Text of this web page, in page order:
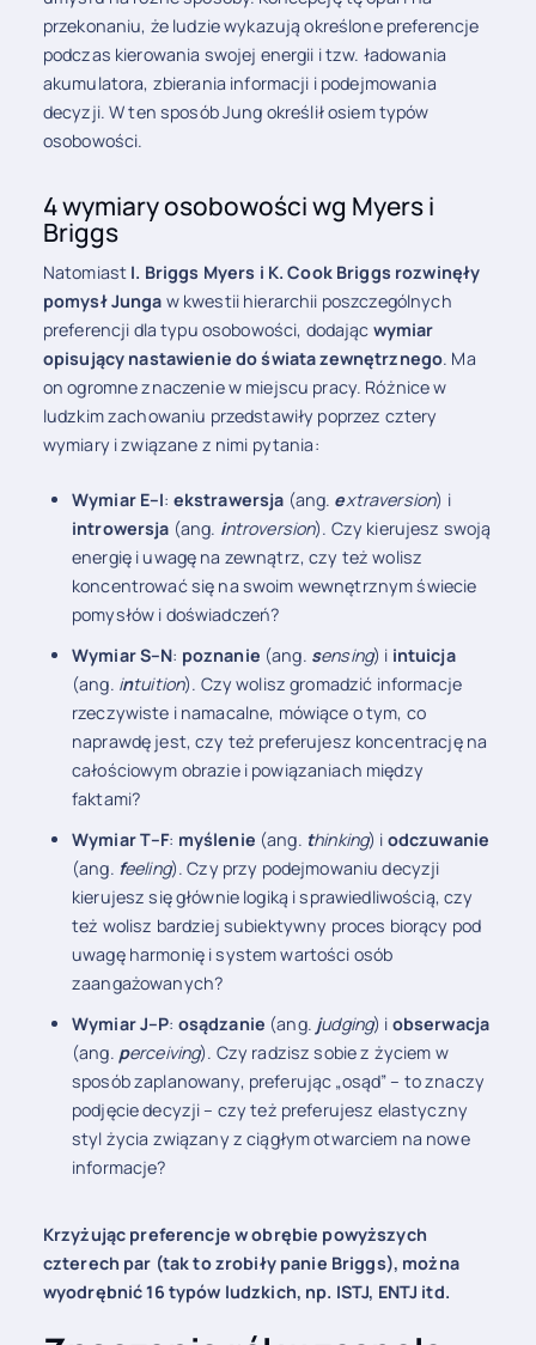
przekonaniu, że ludzie wykazują określone preferencje
podczas kierowania swojej energii i tzw. ładowania
akumulatora, zbierania informacji i podejmowania
decyzji. W ten sposób Jung określił osiem typów
osobowości.
4 wymiary osobowości wg Myers i
Briggs
Natomiast I. Briggs Myers i K. Cook Briggs rozwinęły
pomysł Junga w kwestii hierarchii poszczególnych
preferencji dla typu osobowości, dodając wymiar
opisujący nastawienie do świata zewnętrznego. Ma
on ogromne znaczenie w miejscu pracy. Różnice w
ludzkim zachowaniu przedstawiły poprzez cztery
wymiary i związane z nimi pytania:
Wymiar E–I: ekstrawersja (ang. extraversion) i
introwersja (ang. introversion). Czy kierujesz swoją
energię i uwagę na zewnątrz, czy też wolisz
koncentrować się na swoim wewnętrznym świecie
pomysłów i doświadczeń?
Wymiar S–N: poznanie (ang. sensing) i intuicja
(ang. intuition). Czy wolisz gromadzić informacje
rzeczywiste i namacalne, mówiące o tym, co
naprawdę jest, czy też preferujesz koncentrację na
całościowym obrazie i powiązaniach między
faktami?
Wymiar T–F: myślenie (ang. thinking) i odczuwanie
(ang. feeling). Czy przy podejmowaniu decyzji
kierujesz się głównie logiką i sprawiedliwością, czy
też wolisz bardziej subiektywny proces biorący pod
uwagę harmonię i system wartości osób
zaangażowanych?
Wymiar J–P: osądzanie (ang. judging) i obserwacja
(ang. perceiving). Czy radzisz sobie z życiem w
sposób zaplanowany, preferując „osąd” – to znaczy
podjęcie decyzji – czy też preferujesz elastyczny
styl życia związany z ciągłym otwarciem na nowe
informacje?
Krzyżując preferencje w obrębie powyższych
czterech par (tak to zrobiły panie Briggs), można
wyodrębnić 16 typów ludzkich, np. ISTJ, ENTJ itd.